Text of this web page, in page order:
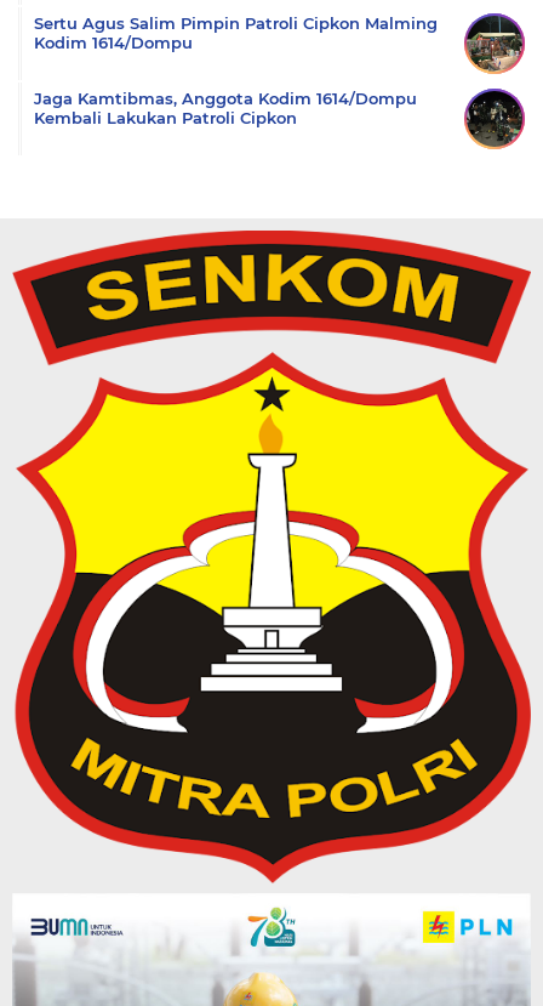
Sertu Agus Salim Pimpin Patroli Cipkon Malming
Kodim 1614/Dompu
Jaga Kamtibmas, Anggota Kodim 1614/Dompu
Kembali Lakukan Patroli Cipkon